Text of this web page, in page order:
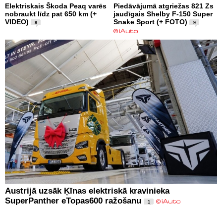
Elektriskais Škoda Peaq varēs
nobraukt līdz pat 650 km (+
VIDEO)
8
Piedāvājumā atgriežas 821 Zs
jaudīgais Shelby F-150 Super
Snake Sport (+ FOTO)
9
Austrijā uzsāk Ķīnas elektriskā kravinieka
SuperPanther eTopas600 ražošanu
1